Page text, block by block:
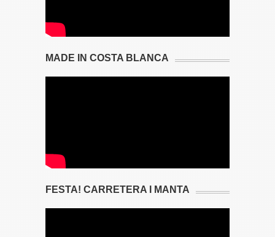
MADE IN COSTA BLANCA
FESTA! CARRETERA I MANTA